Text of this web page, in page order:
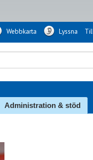
Webbkarta Lyssna
Administration & stöd